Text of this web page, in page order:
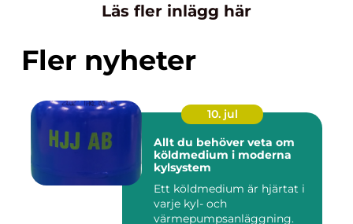
Läs fler inlägg här
Fler nyheter
10. jul
Allt du behöver veta om
köldmedium i moderna
kylsystem
Ett köldmedium är hjärtat i
varje kyl- och
värmepumpsanläggning.